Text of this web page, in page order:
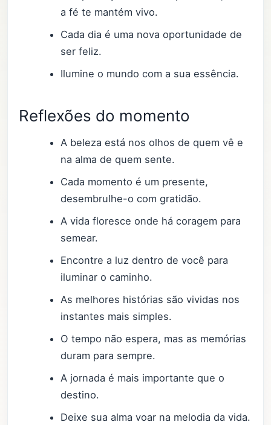
a fé te mantém vivo.
Cada dia é uma nova oportunidade de
ser feliz.
Ilumine o mundo com a sua essência.
Reflexões do momento
A beleza está nos olhos de quem vê e
na alma de quem sente.
Cada momento é um presente,
desembrulhe-o com gratidão.
A vida floresce onde há coragem para
semear.
Encontre a luz dentro de você para
iluminar o caminho.
As melhores histórias são vividas nos
instantes mais simples.
O tempo não espera, mas as memórias
duram para sempre.
A jornada é mais importante que o
destino.
Deixe sua alma voar na melodia da vida.